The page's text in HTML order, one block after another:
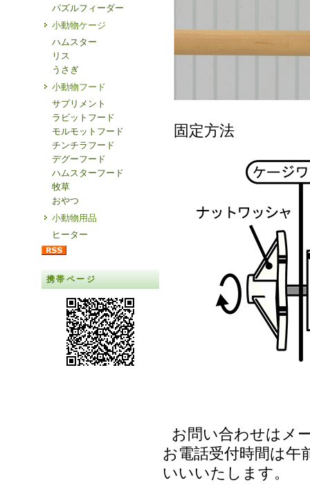
パズルフィーダー
小動物ケージ
ハムスター
リス
うさぎ
小動物フード
サプリメント
ラビットフード
モルモットフード
チンチラフード
デグーフード
ハムスターフード
牧草
おやつ
小動物用品
ヒーター
携帯ページ
固定方法
お問い合わせはメ
お電話受付時間は午
いいいたします。